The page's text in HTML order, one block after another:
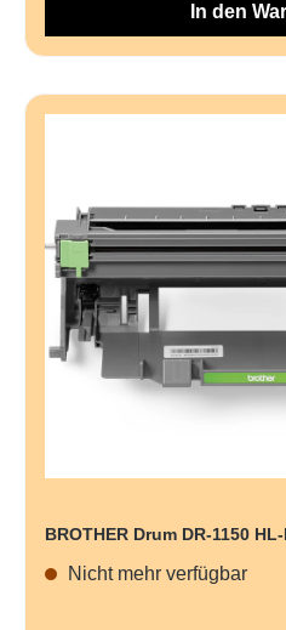
In den
BROTHER Drum DR-1150
Nicht mehr verfügbar